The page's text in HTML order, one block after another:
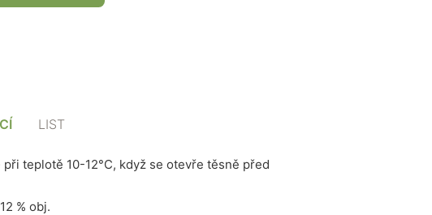
LIST
teplotě 10-12°C, když se otevře těsně před
% obj.